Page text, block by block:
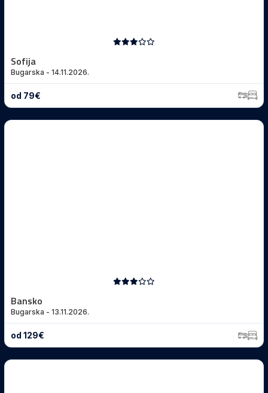
Sofija
Bugarska - 14.11.2026.
od 79€
Bansko
Bugarska - 13.11.2026.
od 129€